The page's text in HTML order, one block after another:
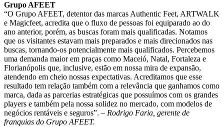
Grupo AFEET
“O Grupo AFEET, detentor das marcas Authentic Feet, ARTWALK
e Magicfeet, acredita que o fluxo de pessoas foi equiparado ao do
ano anterior, porém, as buscas foram mais qualificadas. Notamos
que os visitantes estavam mais preparados e mais direcionados nas
buscas, tornando-os potencialmente mais qualificados. Percebemos
uma demanda maior em praças como Maceió, Natal, Fortaleza e
Florianópolis que, inclusive, estão em nossa mira de expansão,
atendendo em cheio nossas expectativas. Acreditamos que esse
resultado tem relação também com a relevância que ganhamos como
marca, dada as parcerias estratégicas que possuímos com os grandes
players e também pela nossa solidez no mercado, com modelos de
negócios rentáveis e seguros”. – Rodrigo Faria, gerente de
franquias do Grupo AFEET.